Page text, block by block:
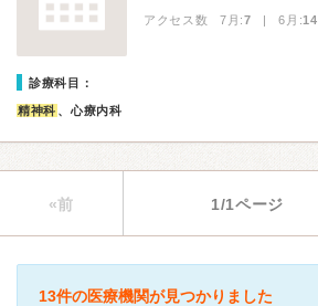
アクセス数 7月:7 | 6月:14
診療科目：
精神科 、心療内科
«前 1/1ページ
13件の医療機関が見つかりました